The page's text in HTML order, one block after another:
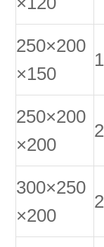
250×200
×150
250×200
×200
300×250
×200